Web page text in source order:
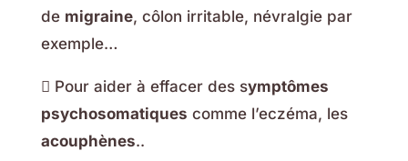
de migraine, côlon irritable, névralgie par
exemple…
 Pour aider à effacer des symptômes
psychosomatiques comme l’eczéma, les
acouphènes..